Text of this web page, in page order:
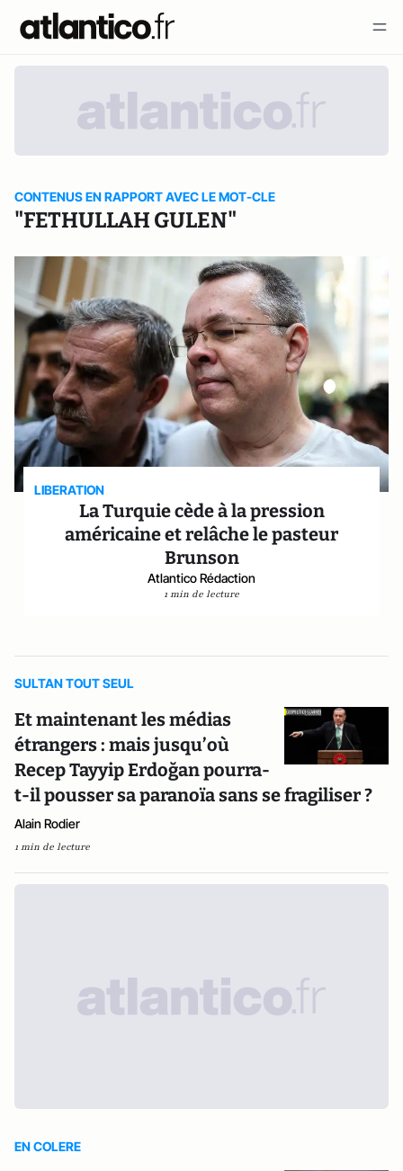
CONTENUS EN RAPPORT AVEC LE MOT-CLE
"FETHULLAH GULEN"
LIBERATION
La Turquie cède à la pression
américaine et relâche le pasteur
Brunson
Atlantico Rédaction
1 min de lecture
SULTAN TOUT SEUL
Et maintenant les médias
étrangers : mais jusqu’où
Recep Tayyip Erdoğan pourra-
t-il pousser sa paranoïa sans se fragiliser ?
Alain Rodier
1 min de lecture
EN COLERE